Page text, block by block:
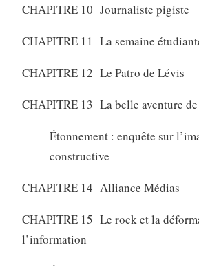
CHAPITRE 10 Journaliste pigiste
CHAPITRE 11 La semaine
CHAPITRE 12 Le Patro de Lévis
CHAPITRE 13 La belle aventure
Étonnement : enquête sur
constructive
CHAPITRE 14 Alliance Médias
CHAPITRE 15 Le rock et la
l’information